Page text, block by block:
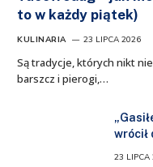
to w każdy piątek)
KULINARIA 23 LIPCA 2026
Są tradycje, których nikt
barszcz i pierogi,…
wrócił
23 LIPCA